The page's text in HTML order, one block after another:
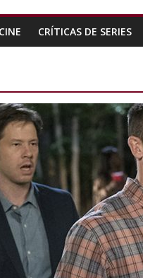
CRÍTICAS DE SERIES